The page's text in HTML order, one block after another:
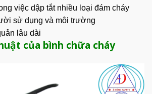
việc dập tắt nhiều loại đám cháy
sử dụng và môi trường
lâu dài
của bình chữa cháy